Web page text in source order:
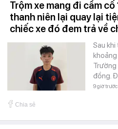
Trộm xe mang đi cầm
thanh niên lại quay lại
chiếc xe đó đem trả về
Sau
Trường
đồng.
9 giờ trước
Chia sẻ